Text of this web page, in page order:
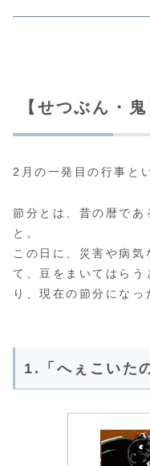
【せつぶん・鬼
2月の一発目の行事と
節分とは、昔の暦であ
と。
この日に、災害や病
て、豆をまいてはらう
り、現在の節分になっ
1.「へぇこいた